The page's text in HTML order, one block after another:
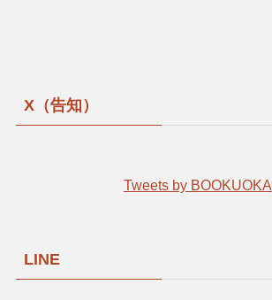
X（告知）
Tweets by BOOKUOKA
LINE